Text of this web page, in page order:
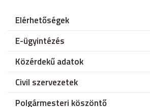
Elérhetőségek
E-ügyintézés
Közérdekű adatok
Civil szervezetek
Polgármesteri köszöntő